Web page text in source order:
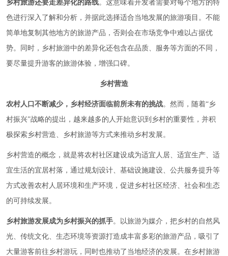
乡村旅游还要走差异化的路线。这意味着开发者需要对每个地方的特
色进行深入了解和分析，并据此选择适合当地发展的旅游项目。不能
简单地复制其他地方的旅游产品，否则会在市场竞争中难以占据优
势。同时，乡村旅游中的差异化还包含在品质、服务等方面的不同，
要尽量提升游客的旅游体验，增强口碑。
乡村营造
农村人口不断减少，乡村经济面临前所未有的挑战。然而，随着“乡
村振兴”战略的提出，越来越多的人开始意识到乡村的重要性，并积
极探索乡村营造、乡村旅游等方式来推动乡村发展。
乡村营造的概念，就是将农村社区建设成为适宜人居、适宜生产、适
宜生活的宜居村落，通过规划设计、基础设施建设、公共服务提升等
方式改善农村人居环境和生产环境，促进乡村社区经济、社会和生态
的可持续发展。
乡村旅游发展成为乡村振兴的抓手。以旅游为媒介，把乡村的自然风
光、传统文化、生态环境等资源打造成丰富多彩的旅游产品，吸引了
大量游客前往乡村游玩，同时也推动了当地经济的发展。在乡村旅游